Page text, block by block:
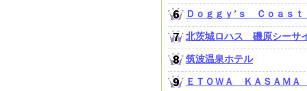
Ｄｏｇｇｙ’ｓ Ｃｏａｓ
北茨城ロハス 磯原シーサ
筑波温泉ホテル
ＥＴＯＷＡ ＫＡＳＡＭＡ